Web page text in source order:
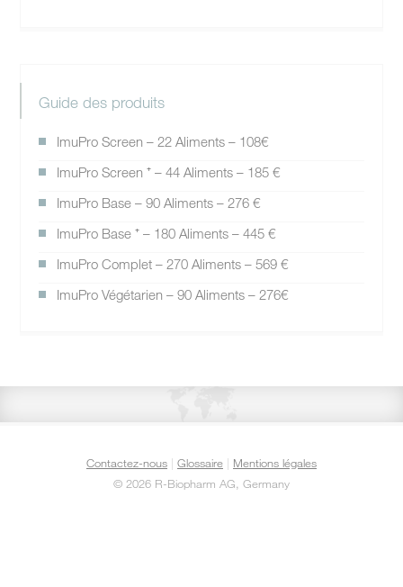
Guide des produits
ImuPro Screen – 22 Aliments – 108€
ImuPro Screen ⁺ – 44 Aliments – 185 €
ImuPro Base – 90 Aliments – 276 €
ImuPro Base ⁺ – 180 Aliments – 445 €
ImuPro Complet – 270 Aliments – 569 €
ImuPro Végétarien – 90 Aliments – 276€
Contactez-nous | Glossaire | Mentions légales
© 2026 R-Biopharm AG, Germany